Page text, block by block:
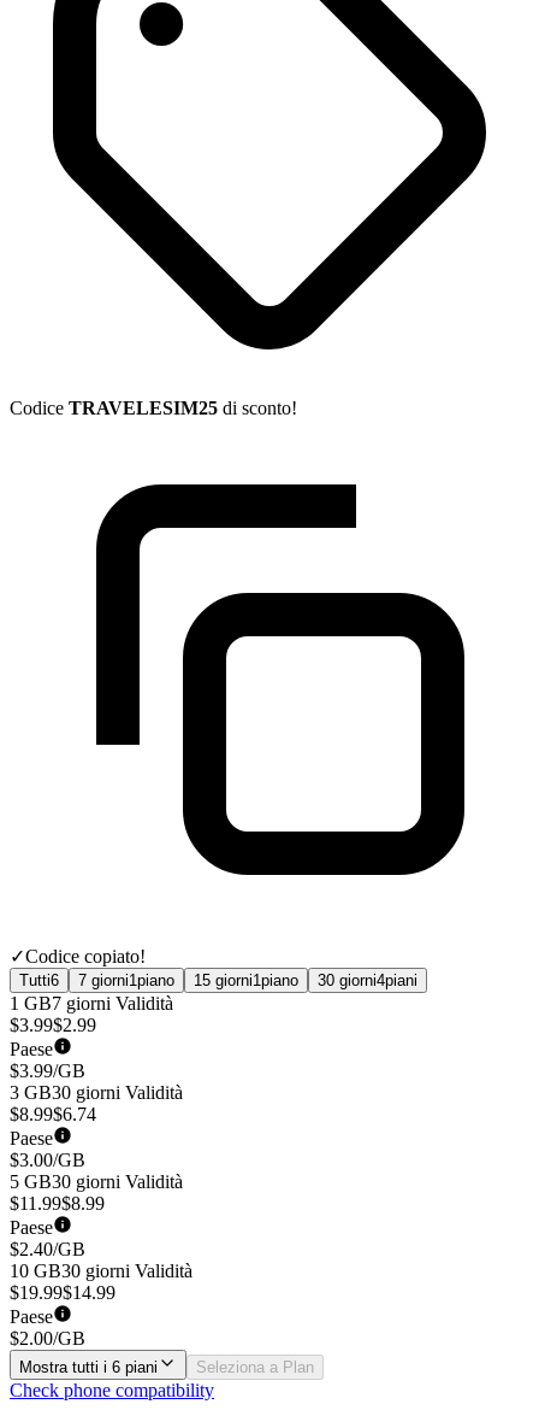
Codice TRAVELESIM25 di sconto!
✓Codice copiato!
Tutti6 7 giorni1piano 15 giorni1piano 30 giorni4piani
1 GB7 giorni Validità
$3.99$2.99
Paese
$3.99/GB
3 GB30 giorni Validità
$8.99$6.74
Paese
$3.00/GB
5 GB30 giorni Validità
$11.99$8.99
Paese
$2.40/GB
10 GB30 giorni Validità
$19.99$14.99
Paese
$2.00/GB
Mostra tutti i 6 piani Seleziona a Plan
Check phone compatibility